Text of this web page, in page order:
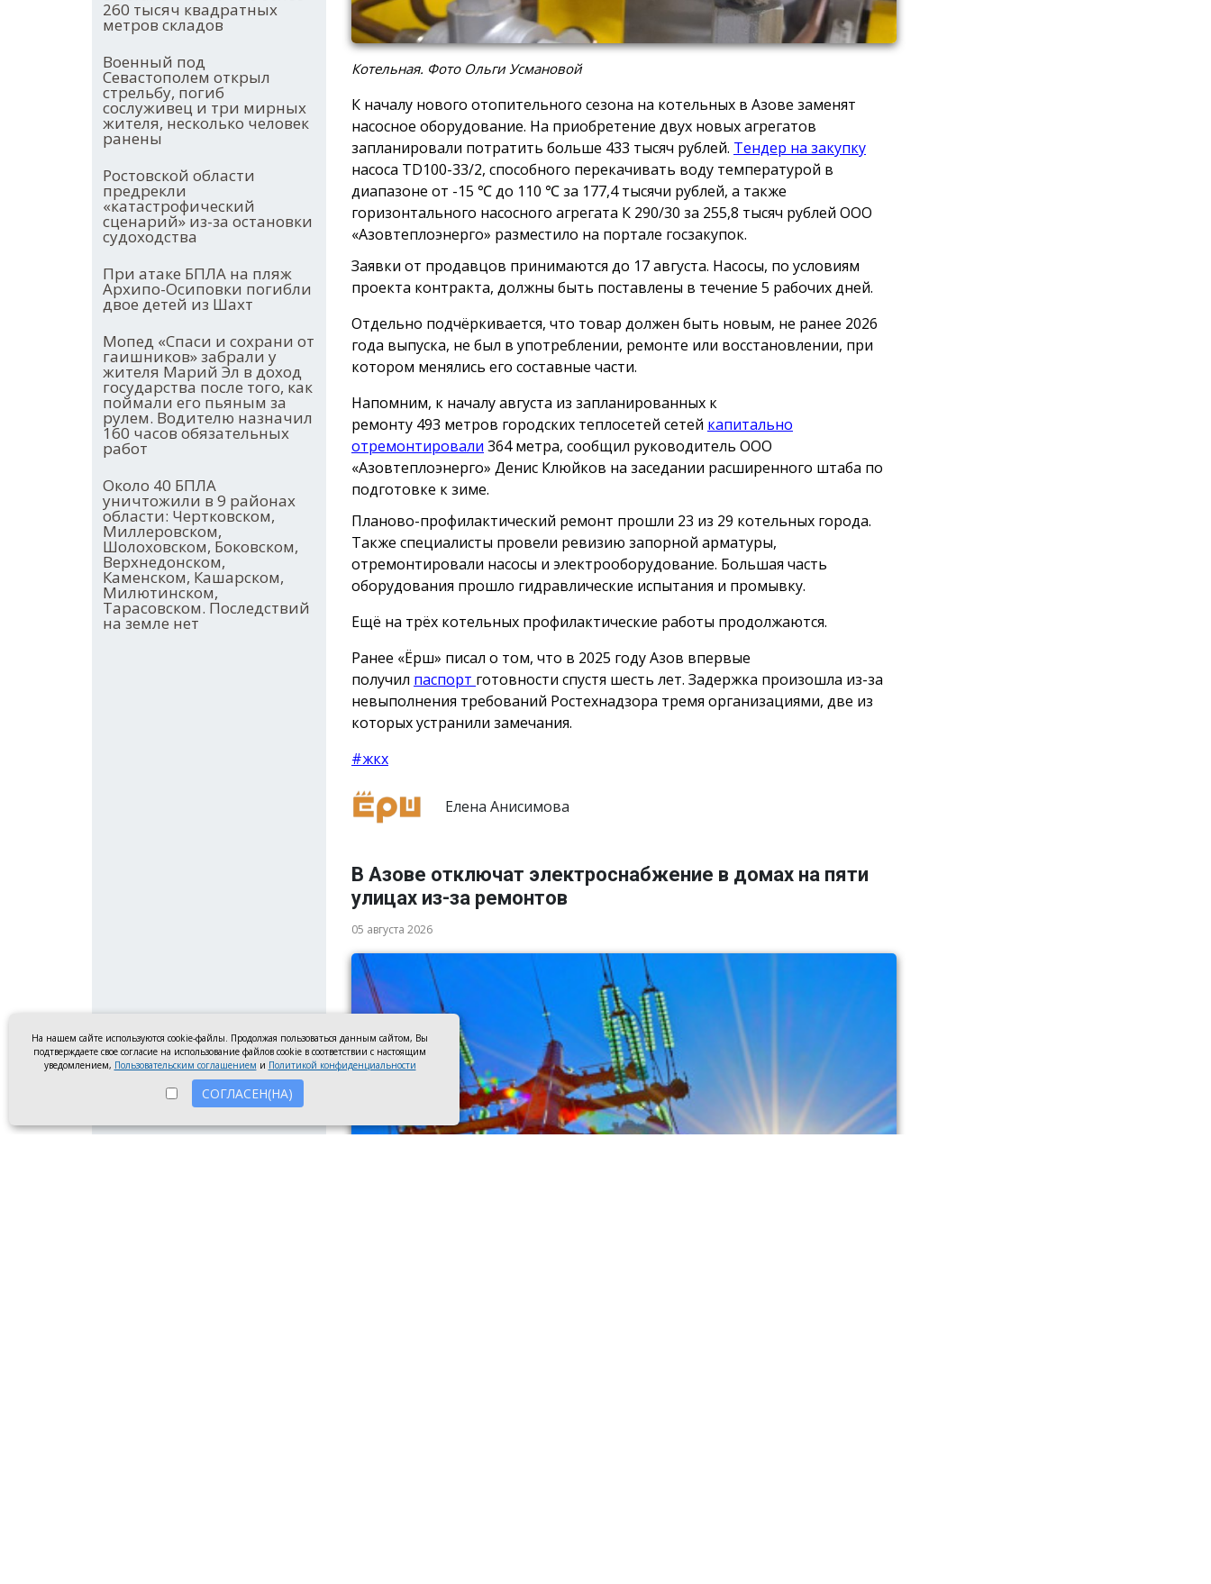
260 тысяч квадратных
метров складов
Военный под
Севастополем открыл
стрельбу, погиб
сослуживец и три мирных
жителя, несколько человек
ранены
Ростовской области
предрекли
«катастрофический
сценарий» из-за остановки
судоходства
При атаке БПЛА на пляж
Архипо-Осиповки погибли
двое детей из Шахт
Мопед «Спаси и сохрани от
гаишников» забрали у
жителя Марий Эл в доход
государства после того, как
поймали его пьяным за
рулем. Водителю назначил
160 часов обязательных
работ
Около 40 БПЛА
уничтожили в 9 районах
области: Чертковском,
Миллеровском,
Шолоховском, Боковском,
Верхнедонском,
Каменском, Кашарском,
Милютинском,
Тарасовском. Последствий
на земле нет
Котельная. Фото Ольги Усмановой
К началу нового отопительного сезона на котельных в Азове заменят
насосное оборудование. На приобретение двух новых агрегатов
запланировали потратить больше 433 тысяч рублей. Тендер на закупку
насоса TD100-33/2, способного перекачивать воду температурой в
диапазоне от -15 ℃ до 110 ℃ за 177,4 тысячи рублей, а также
горизонтального насосного агрегата К 290/30 за 255,8 тысяч рублей ООО
«Азовтеплоэнерго» разместило на портале госзакупок.
Заявки от продавцов принимаются до 17 августа. Насосы, по условиям
проекта контракта, должны быть поставлены в течение 5 рабочих дней.
Отдельно подчёркивается, что товар должен быть новым, не ранее 2026
года выпуска, не был в употреблении, ремонте или восстановлении, при
котором менялись его составные части.
Напомним, к началу августа из запланированных к
ремонту 493 метров городских теплосетей сетей капитально
отремонтировали 364 метра, сообщил руководитель ООО
«Азовтеплоэнерго» Денис Клюйков на заседании расширенного штаба по
подготовке к зиме.
Планово-профилактический ремонт прошли 23 из 29 котельных города.
Также специалисты провели ревизию запорной арматуры,
отремонтировали насосы и электрооборудование. Большая часть
оборудования прошло гидравлические испытания и промывку.
Ещё на трёх котельных профилактические работы продолжаются.
Ранее «Ёрш» писал о том, что в 2025 году Азов впервые
получил паспорт готовности спустя шесть лет. Задержка произошла из-за
невыполнения требований Ростехнадзора тремя организациями, две из
которых устранили замечания.
#жкх
Елена Анисимова
В Азове отключат электроснабжение в домах на пяти
улицах из-за ремонтов
05 августа 2026
На нашем сайте используются cookie-файлы. Продолжая пользоваться данным сайтом, Вы
подтверждаете свое согласие на использование файлов cookie в соответствии с настоящим
уведомлением, Пользовательским соглашением и Политикой конфиденциальности
СОГЛАСЕН(НА)